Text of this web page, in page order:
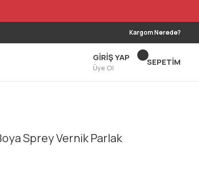
Kargom Nerede?
GİRİŞ YAP
Üye Ol
SEPETİM
Sprey Vernik Parlak